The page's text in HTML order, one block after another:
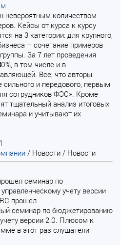
невероятным количеством
Кейсы от курса к курсу
на 3 категории: для крупного,
– сочетание примеров
За 7 лет проведения
0%, в том числе и в
Все, что авторы
и передового, первым
сотрудников ФЭС». Кроме
тщательный анализ итоговых
и учитывают их
/ Новости / Новости
семинар по
учету версии
прошел
семинар по бюджетированию
версии 2.0. Плюсом к
в этот раз слушатели